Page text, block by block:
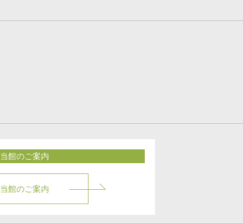
当館のご案内
当館のご案内